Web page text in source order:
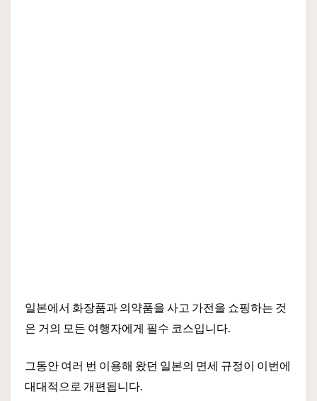
일본에서 화장품과 의약품을 사고 가전을 쇼핑하는 것
은 거의 모든 여행자에게 필수 코스입니다.
그동안 여러 번 이용해 왔던 일본의 면세 규정이 이번에
대대적으로 개편됩니다.